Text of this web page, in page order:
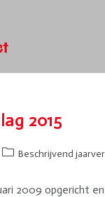
2015
Beschrijvend
2009 opgericht